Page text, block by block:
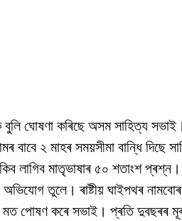
বুলি ঘোষণা কৰিছে অসম সাহিত্য
২ মাহৰ সময়সীমা বান্ধি দিছে
লাগিব মাতৃভাষাৰ ৫০ শতাংশ
তুলে। ৰাষ্টীয় ঘাইপথৰ
মত পোষণ কৰে সভাই। প্ৰতি দুবছৰৰ